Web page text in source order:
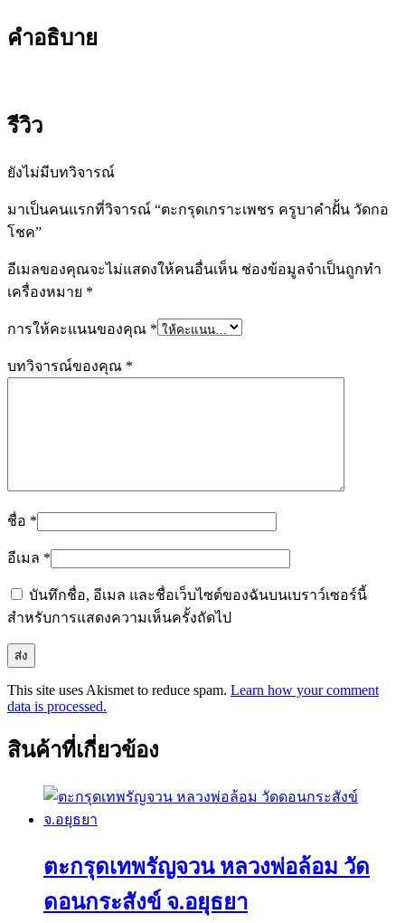
คำอธิบาย
รีวิว
ยังไม่มีบทวิจารณ์
มาเป็นคนแรกที่วิจารณ์ “ตะกรุดเกราะเพชร ครูบาคำฝั้น วัดกอ
โชค”
อีเมลของคุณจะไม่แสดงให้คนอื่นเห็น ช่องข้อมูลจำเป็นถูกทำ
เครื่องหมาย *
การให้คะแนนของคุณ *
บทวิจารณ์ของคุณ *
ชื่อ *
อีเมล *
บันทึกชื่อ, อีเมล และชื่อเว็บไซต์ของฉันบนเบราว์เซอร์นี้
สำหรับการแสดงความเห็นครั้งถัดไป
This site uses Akismet to reduce spam. Learn how your comment
data is processed.
สินค้าที่เกี่ยวข้อง
ตะกรุดเทพรัญจวน หลวงพ่อล้อม วัด
ดอนกระสังข์ จ.อยุธยา